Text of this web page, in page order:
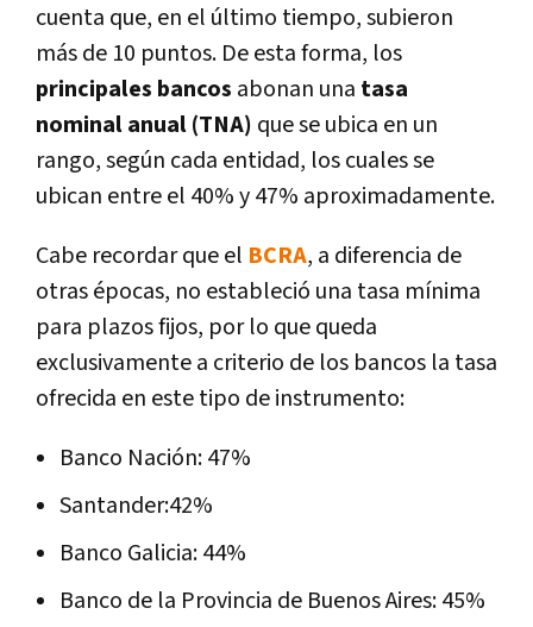
cuenta que, en el último tiempo, subieron
más de 10 puntos. De esta forma, los
principales bancos abonan una tasa
nominal anual (TNA) que se ubica en un
rango, según cada entidad, los cuales se
ubican entre el 40% y 47% aproximadamente.
Cabe recordar que el BCRA, a diferencia de
otras épocas, no estableció una tasa mínima
para plazos fijos, por lo que queda
exclusivamente a criterio de los bancos la tasa
ofrecida en este tipo de instrumento:
Banco Nación: 47%
Santander:42%
Banco Galicia: 44%
Banco de la Provincia de Buenos Aires: 45%